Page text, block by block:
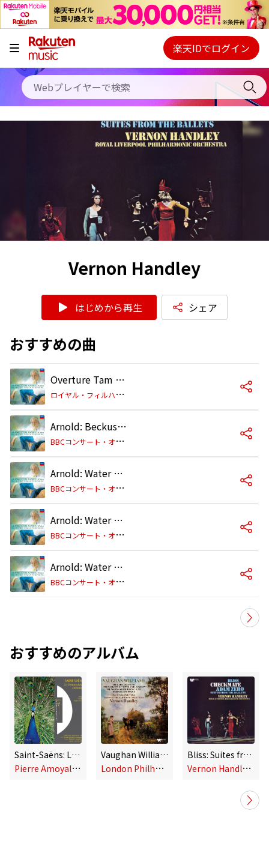
キャンペーン
料金プラン
使い方
初回30日間無料お試し
Webプレイヤー
ご契約内容の確認・変更
楽天IDでログイン
Vernon Handley
はじめから再生 シェア
おすすめの曲
Overture Tam O' Shanter, Op. 51
ロ
イヤル・フィルハーモニー管弦楽団/ヴァーノン・ハンドリー
Arnold: Beckus the Dandipratt - Overture for Orchestra, Op. 5
B
BCコンサート・オーケストラ/ヴァーノン・ハンドリー
Arnold: Water Music, Op. 82b: 1. Allegro maestoso
B
BCコンサート・オーケストラ/ヴァーノン・ハンドリー
Arnold: Water Music, Op. 82b: 2. Andantino
B
BCコンサート・オーケストラ/ヴァーノン・ハンドリー
Arnold: Water Music, Op. 82b: 3. Vivace
B
BCコンサート・オーケストラ/ヴァーノン・ハンドリー
おすすめのアルバム
Saint-Saëns: Le Carnaval des animaux, Havanaise, Introduction et Rondo capriccioso & Violin Concerto No. 3
P
ierre Amoyal, Vernon Handley & Gennadi Rozhdestvensky
Vaughan Williams: The Lark Ascending, Five Variants of Dives and Lazarus, The Wasps & Prelude and Fugue
L
ondon Philharmonic Orchestra/Vernon Handley
Bliss: Suites from Checkmate & Adam Zero
V
ernon Handley & Royal Liverpool Philharmonic Orchestra